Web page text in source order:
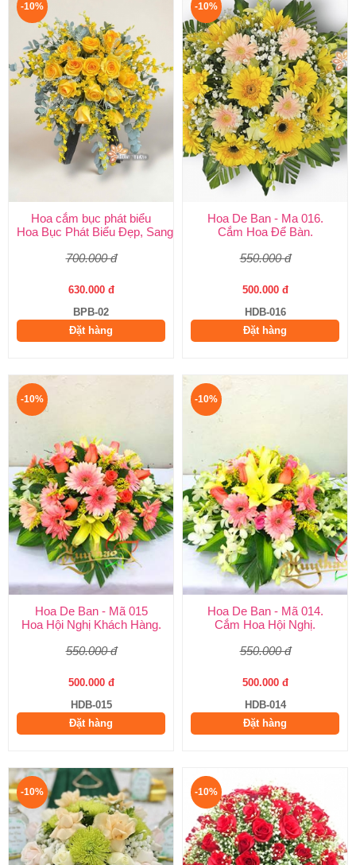
-10%
Hoa cắm bục phát biểu
Hoa Bục Phát Biểu Đẹp, Sang Trọng | Giao Nhanh TP.HCM –
700.000 đ
630.000 đ
BPB-02
Đặt hàng
-10%
Hoa De Ban - Ma 016.
Cắm Hoa Để Bàn.
550.000 đ
500.000 đ
HDB-016
Đặt hàng
-10%
Hoa De Ban - Mã 015
Hoa Hội Nghị Khách Hàng.
550.000 đ
500.000 đ
HDB-015
Đặt hàng
-10%
Hoa De Ban - Mã 014.
Cắm Hoa Hội Nghị.
550.000 đ
500.000 đ
HDB-014
Đặt hàng
-10% -10%